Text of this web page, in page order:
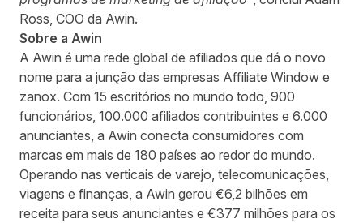
Ross, COO da Awin.
Sobre a Awin
A Awin é uma rede global de afiliados que dá o novo
nome para a junção das empresas Affiliate Window e
zanox. Com 15 escritórios no mundo todo, 900
funcionários, 100.000 afiliados contribuintes e 6.000
anunciantes, a Awin conecta consumidores com
marcas em mais de 180 países ao redor do mundo.
Operando nas verticais de varejo, telecomunicações,
viagens e finanças, a Awin gerou €6,2 bilhões em
receita para seus anunciantes e €377 milhões para os